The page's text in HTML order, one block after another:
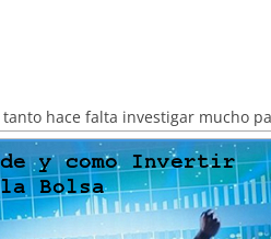
hace falta investigar mucho